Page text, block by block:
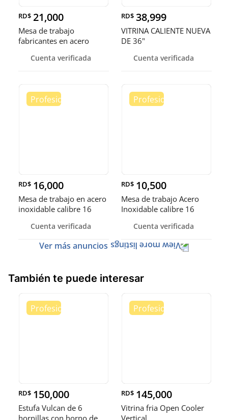
RD$ 21,000
Mesa de trabajo
fabricantes en acero
Cuenta verificada
RD$ 38,999
VITRINA CALIENTE NUEVA
DE 36"
Cuenta verificada
RD$ 16,000
Mesa de trabajo en acero
inoxidable calibre 16
Cuenta verificada
RD$ 10,500
Mesa de trabajo Acero
Inoxidable calibre 16
Cuenta verificada
Ver más anuncios
También te puede interesar
RD$ 150,000
Estufa Vulcan de 6
RD$ 145,000
Vitrina fria Open Cooler